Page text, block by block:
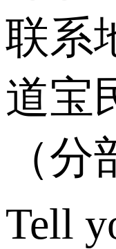
联系
道宝
（
Tell